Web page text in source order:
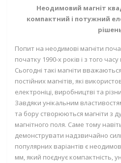
Неодимовий магніт
компактний і потужний
Попит на неодимові магніти
початку 1990-х років і з того
Сьогодні такі магніти
постійних магнітів, які
електроніці, виробництві та
Завдяки унікальним
та бору створюються магніти з
магнітного поля. Саме тому
демонструвати надзвичайно
популярних варіантів є
мм, який поєднує компактність,